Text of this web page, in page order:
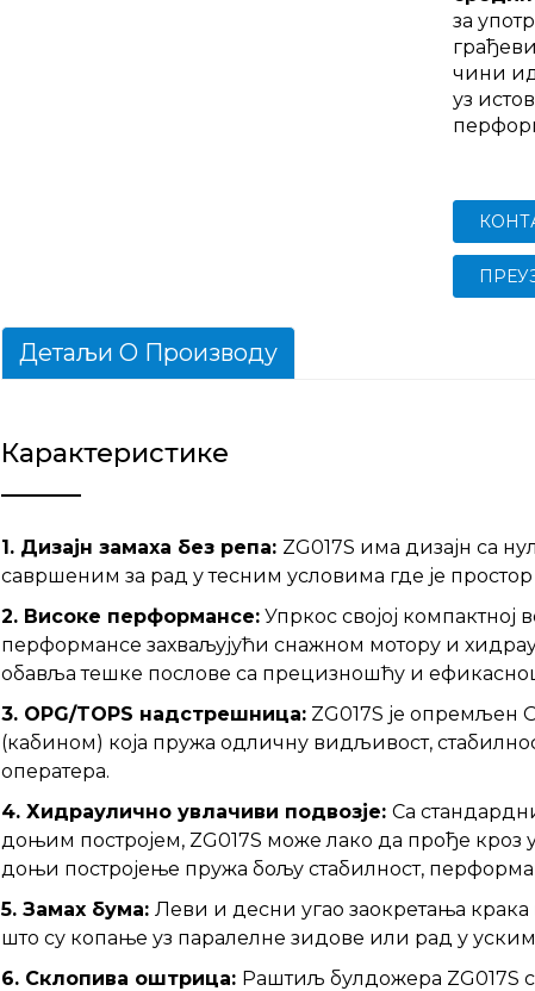
за
чини
уз
Детаљи О Производу
Карактеристике
1. Дизајн замаха без репа: ZG017S има дизајн са
савршеним за рад у тесним условима где је
2. Високе перформансе: Упркос својој
перформансе захваљујући снажном мотору и
обавља тешке послове са прецизношћу и
3. OPG/TOPS надстрешница: ZG017S је опремљен
(кабином) која пружа одличну видљивост,
оператера.
4. Хидраулично увлачиви подвозје: Са
доњим постројем, ZG017S може лако да прође кроз
доњи постројење пружа бољу стабилност,
5. Замах бума: Леви и десни угао заокретања
што су копање уз паралелне зидове или рад у
6. Склопива оштрица: Раштиљ булдожера ZG017S